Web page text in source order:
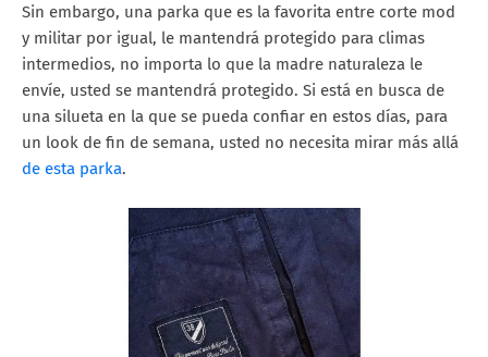
Sin embargo, una parka que es la favorita entre corte mod
y militar por igual, le mantendrá protegido para climas
intermedios, no importa lo que la madre naturaleza le
envíe, usted se mantendrá protegido. Si está en busca de
una silueta en la que se pueda confiar en estos días, para
un look de fin de semana, usted no necesita mirar más allá
de esta parka.